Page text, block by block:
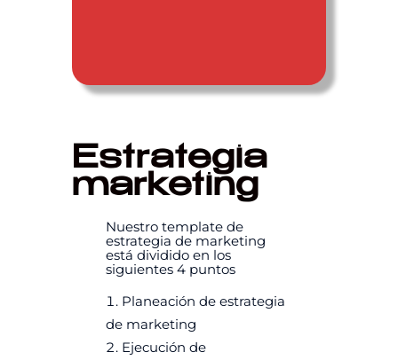
Estrategia
marketing
Nuestro template de
estrategia de marketing
está dividido en los
siguientes 4 puntos
Planeación de estrategia
de marketing
Ejecución de